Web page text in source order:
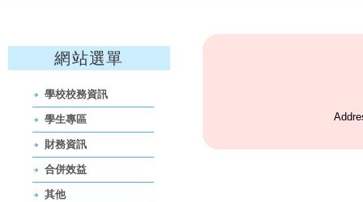
網站選單
學校校務資訊
學生專區
財務資訊
合併效益
其他